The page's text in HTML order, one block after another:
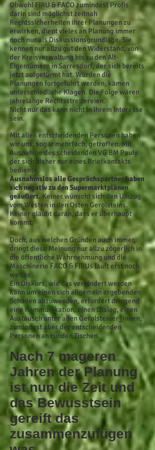
Obwohl FIRU & FACO zumindest Profis
darin sind möglichst zeitnah
Rechtssicherheiten ihrer Planungen zu
erwirken, dient vieles an Planung immer
noch nur als Diskussionsgrundlage. Sie
kennen nur allzu gut den Widerstand, von
der Kreisverwaltung bis zu den Alt-
Eigentümern in Sarresdorf, der sich bereits
jetzt aufgetürmt hat. Würden die
Planungen fortgeführt werden, kämen
unterschiedliche Klagen. Die Folge wären
jahrelange Rechtsstreitereien.
Nicht nur das kann nicht in Ihrem Interesse
sein.
Mit allen entscheidenden Personen haben
wir uns, sogar mehrfach, getroffen. Mit
Ausnahme des scheidenden VG BM Pauly,
der sich bisher nur eines Briefkontakts
bediente.
Ausnahmslos alle Gesprächspartner haben
sich negativ zu den Supermarktplänen
geäußert. Keiner wünscht sich den Umzug
vom Westen in den Osten Gerolsteins.
Keiner glaubt daran, dass er überhaupt
kommt.
Doch, aus welchen Gründen auch immer,
dringt diese Meinung nur allzu zögerlich in
die öffentliche Wahrnehmung und die
Maschinerie FACO & FIRUs läuft erst noch
weiter.
Ein Diskurs, wie das verhindert werden
kann um einen sich allgemein ergebenden
Schaden abzuwenden, erfordert dringend
eine Kommunikation, einen Dialog, einen
Austausch unter allen Gerolsteiner_innen,
zumindest aber der entscheidenden
Personen an runden Tischen.
Nach 7 mageren
Jahren der Planung
ist nun die Zeit und
das Bewusstsein
gereift das
zusammenzufügen